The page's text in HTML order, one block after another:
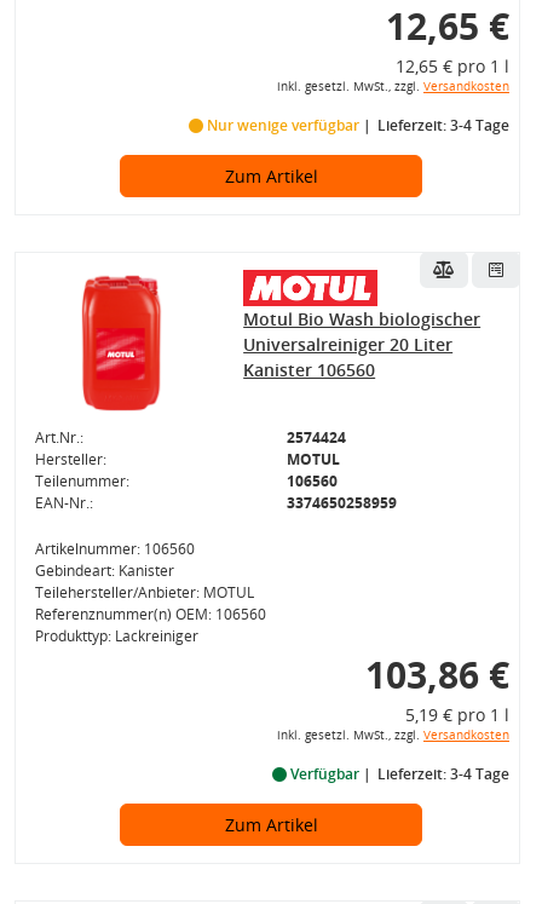
12,65 €
12,65 € pro 1 l
inkl. gesetzl. MwSt., zzgl. Versandkosten
Nur wenige verfügbar Lieferzeit: 3-4 Tage
Zum Artikel
Motul Bio Wash biologischer
Universalreiniger 20 Liter
Kanister 106560
Art.Nr.:
2574424
Hersteller:
MOTUL
Teilenummer:
106560
EAN-Nr.:
3374650258959
Artikelnummer: 106560
Gebindeart: Kanister
Teilehersteller/Anbieter: MOTUL
Referenznummer(n) OEM: 106560
Produkttyp: Lackreiniger
103,86 €
5,19 € pro 1 l
inkl. gesetzl. MwSt., zzgl. Versandkosten
Verfügbar Lieferzeit: 3-4 Tage
Zum Artikel